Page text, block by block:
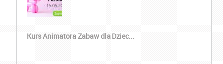
Kurs Animatora Zabaw dla Dziec...